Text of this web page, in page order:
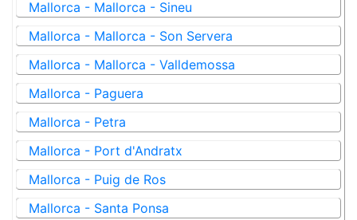
Mallorca - Mallorca - Sineu
Mallorca - Mallorca - Son Servera
Mallorca - Mallorca - Valldemossa
Mallorca - Paguera
Mallorca - Petra
Mallorca - Port d'Andratx
Mallorca - Puig de Ros
Mallorca - Santa Ponsa